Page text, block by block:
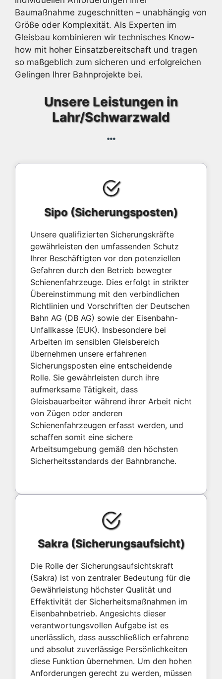
Baumaßnahme zugeschnitten – unabhängig von
Größe oder Komplexität. Als Experten im
Gleisbau kombinieren wir technisches Know-
how mit hoher Einsatzbereitschaft und tragen
so maßgeblich zum sicheren und erfolgreichen
Gelingen Ihrer Bahnprojekte bei.
Unsere Leistungen in
Lahr/Schwarzwald
Sipo (Sicherungsposten)
Unsere qualifizierten Sicherungskräfte
gewährleisten den umfassenden Schutz
Ihrer Beschäftigten vor den potenziellen
Gefahren durch den Betrieb bewegter
Schienenfahrzeuge. Dies erfolgt in strikter
Übereinstimmung mit den verbindlichen
Richtlinien und Vorschriften der Deutschen
Bahn AG (DB AG) sowie der Eisenbahn-
Unfallkasse (EUK). Insbesondere bei
Arbeiten im sensiblen Gleisbereich
übernehmen unsere erfahrenen
Sicherungsposten eine entscheidende
Rolle. Sie gewährleisten durch ihre
aufmerksame Tätigkeit, dass
Gleisbauarbeiter während ihrer Arbeit nicht
von Zügen oder anderen
Schienenfahrzeugen erfasst werden, und
schaffen somit eine sichere
Arbeitsumgebung gemäß den höchsten
Sicherheitsstandards der Bahnbranche.
Sakra (Sicherungsaufsicht)
Die Rolle der Sicherungsaufsichtskraft
(Sakra) ist von zentraler Bedeutung für die
Gewährleistung höchster Qualität und
Effektivität der Sicherheitsmaßnahmen im
Eisenbahnbetrieb. Angesichts dieser
verantwortungsvollen Aufgabe ist es
unerlässlich, dass ausschließlich erfahrene
und absolut zuverlässige Persönlichkeiten
diese Funktion übernehmen. Um den hohen
Anforderungen gerecht zu werden, müssen